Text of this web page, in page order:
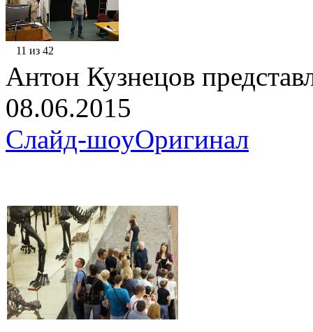
11 из 42
Антон Кузнецов
08.06.2015
Слайд-шоуОригинал